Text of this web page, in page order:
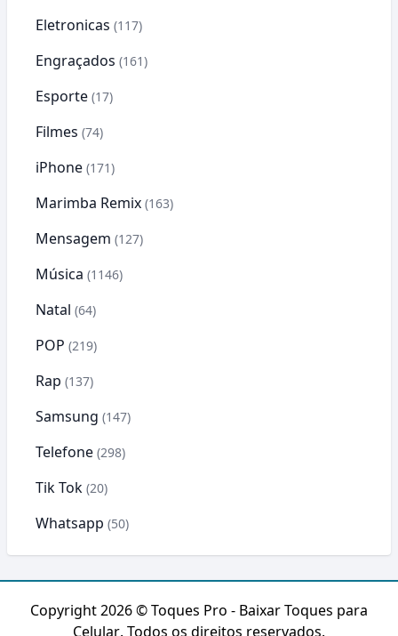
Eletronicas (117)
Engraçados (161)
Esporte (17)
Filmes (74)
iPhone (171)
Marimba Remix (163)
Mensagem (127)
Música (1146)
Natal (64)
POP (219)
Rap (137)
Samsung (147)
Telefone (298)
Tik Tok (20)
Whatsapp (50)
Copyright 2026 ©Toques Pro - Baixar Toques para
Celular. Todos os direitos reservados.